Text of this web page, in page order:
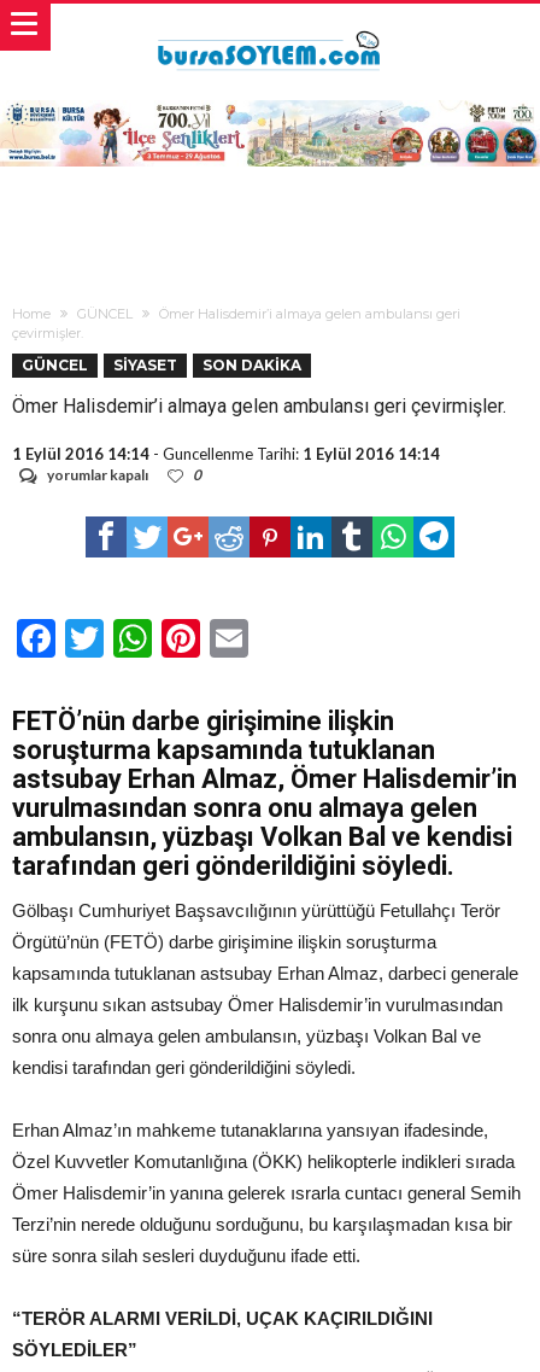
Home GÜNCEL
Ömer Halisdemir’i almaya gelen ambulansı geri
çevirmişler.
GÜNCEL SİYASET SON DAKİKA
Ömer Halisdemir’i almaya gelen ambulansı geri çevirmişler.
1 Eylül 2016 14:14 - Guncellenme Tarihi: 1 Eylül 2016 14:14
Ömer
almaya
ambulansı
yorumlar kapalı 0
Facebook
TwitterWhatsApp
Pinterest
FETÖ’nün darbe girişimine ilişkin
soruşturma kapsamında tutuklanan
astsubay Erhan Almaz, Ömer Halisdemir’in
vurulmasından sonra onu almaya gelen
ambulansın, yüzbaşı Volkan Bal ve kendisi
tarafından geri gönderildiğini söyledi.
Gölbaşı Cumhuriyet Başsavcılığının yürüttüğü Fetullahçı Terör
Örgütü’nün (FETÖ) darbe girişimine ilişkin soruşturma
kapsamında tutuklanan astsubay Erhan Almaz, darbeci generale
ilk kurşunu sıkan astsubay Ömer Halisdemir’in vurulmasından
sonra onu almaya gelen ambulansın, yüzbaşı Volkan Bal ve
kendisi tarafından geri gönderildiğini söyledi.
Erhan Almaz’ın mahkeme tutanaklarına yansıyan ifadesinde,
Özel Kuvvetler Komutanlığına (ÖKK) helikopterle indikleri sırada
Ömer Halisdemir’in yanına gelerek ısrarla cuntacı general Semih
Terzi’nin nerede olduğunu sorduğunu, bu karşılaşmadan kısa bir
süre sonra silah sesleri duyduğunu ifade etti.
“TERÖR ALARMI VERİLDİ, UÇAK KAÇIRILDIĞINI
SÖYLEDİLER”